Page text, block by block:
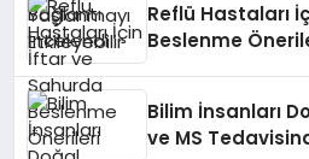
Reflü Hastaları
Beslenme
Bilim İnsanları
ve MS